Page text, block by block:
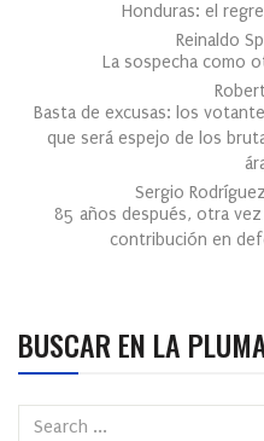
Honduras: el
Reinaldo
La sospecha como
Basta de excusas: los
que será espejo de los
Sergio
85 años después, otra
contribución en
BUSCAR EN LA